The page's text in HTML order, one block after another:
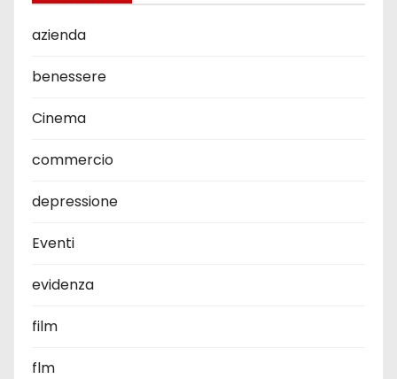
azienda
benessere
Cinema
commercio
depressione
Eventi
evidenza
film
flm